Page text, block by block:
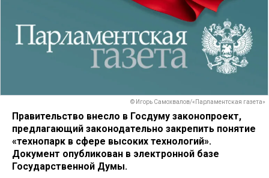
© Игорь Самохвалов/«Парламентская газета»
Правительство внесло в Госдуму законопроект,
предлагающий законодательно закрепить понятие
«технопарк в сфере высоких технологий».
Документ опубликован в электронной базе
Государственной Думы.